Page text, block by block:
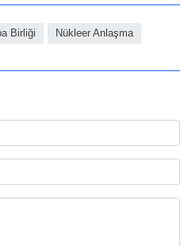
Birliği Nükleer Anlaşma